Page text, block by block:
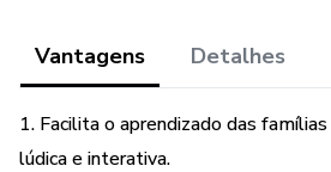
interativa em sala.
De forma interativa pode ser
vez e aleatoriamente ele vai
Vantagens Detalhes
1. Facilita o aprendizado das
lúdica e interativa.